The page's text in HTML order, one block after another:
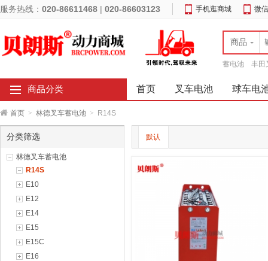
服务热线： 020-86611468 | 020-86603123 手机逛商城 微
商品
蓄电池 丰田
商品分类 首页 叉车电池 球车电
首页 > 林德叉车蓄电池 > R14S
分类筛选
林德叉车蓄电池
R14S
E10
E12
E14
E15
E15C
E16
默认